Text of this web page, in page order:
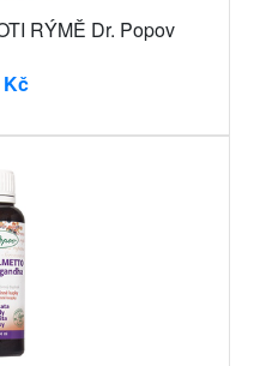
RÝMĚ Dr. Popov
Kč